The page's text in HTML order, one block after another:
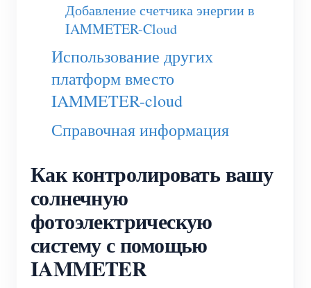
Добавление счетчика энергии в
IAMMETER-Cloud
Использование других
платформ вместо
IAMMETER-cloud
Справочная информация
Как контролировать вашу
солнечную
фотоэлектрическую
систему с помощью
IAMMETER